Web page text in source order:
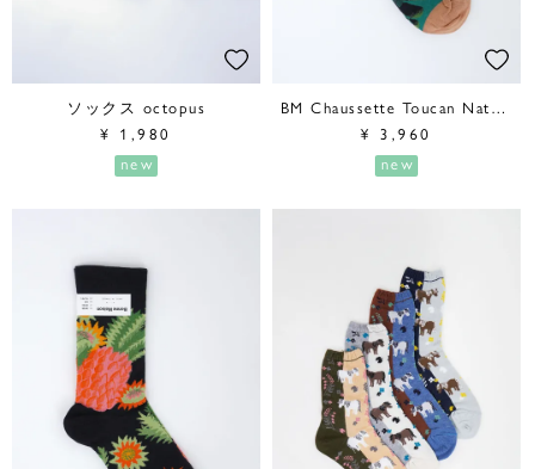
ソックス octopus
¥
1,980
new
BM Chaussette Toucan Naturel
¥
3,960
new